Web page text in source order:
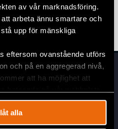
av vår marknadsföring.
arbeta ännu smartare och
upp för mänskliga
eftersom ovanstående utförs
och på en aggregerad nivå,
att ha möjlighet att
alla
är möjlig
2026